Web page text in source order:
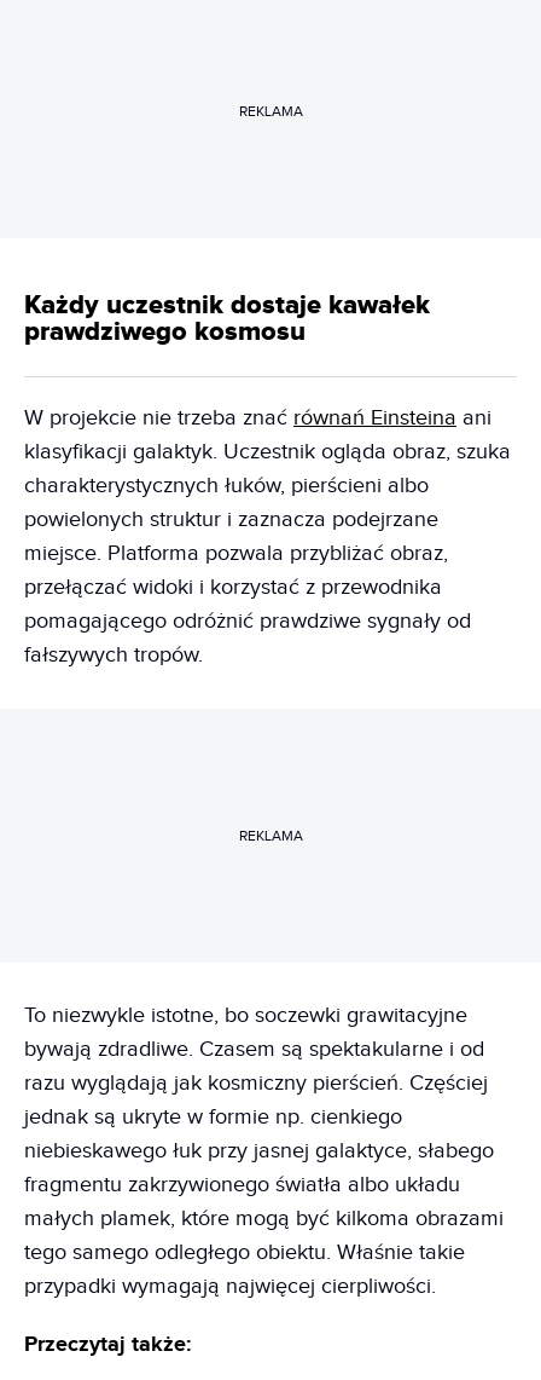
REKLAMA
Każdy uczestnik dostaje kawałek
prawdziwego kosmosu
W projekcie nie trzeba znać równań Einsteina ani
klasyfikacji galaktyk. Uczestnik ogląda obraz, szuka
charakterystycznych łuków, pierścieni albo
powielonych struktur i zaznacza podejrzane
miejsce. Platforma pozwala przybliżać obraz,
przełączać widoki i korzystać z przewodnika
pomagającego odróżnić prawdziwe sygnały od
fałszywych tropów.
REKLAMA
To niezwykle istotne, bo soczewki grawitacyjne
bywają zdradliwe. Czasem są spektakularne i od
razu wyglądają jak kosmiczny pierścień. Częściej
jednak są ukryte w formie np. cienkiego
niebieskawego łuk przy jasnej galaktyce, słabego
fragmentu zakrzywionego światła albo układu
małych plamek, które mogą być kilkoma obrazami
tego samego odległego obiektu. Właśnie takie
przypadki wymagają najwięcej cierpliwości.
Przeczytaj także: